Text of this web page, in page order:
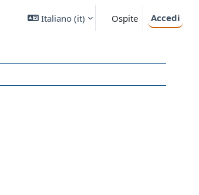
Italiano ‎(it)‎ Ospite Accedi